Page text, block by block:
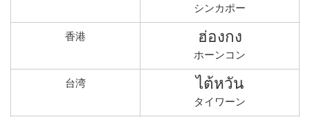
シンカポー
香港 ฮ่องกง
ホーンコン
台湾 ไต้หวัน
タイワーン